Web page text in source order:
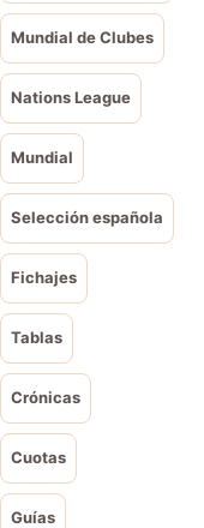
Mundial de Clubes
Nations League
Mundial
Selección española
Fichajes
Tablas
Crónicas
Cuotas
Guías